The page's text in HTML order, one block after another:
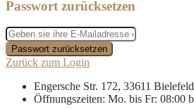
Passwort zurücksetzen
Passwort zurücksetzen
Zurück zum Login
Engersche Str. 172, 33611 Bielefeld
Öffnungszeiten: Mo. bis Fr: 08:00